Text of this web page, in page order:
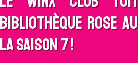
Bibliothèque Rose
la Saison 7 !